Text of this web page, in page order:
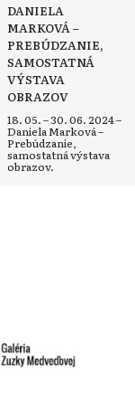
DANIELA
MARKOVÁ –
PREBÚDZANIE,
SAMOSTATNÁ
VÝSTAVA
OBRAZOV
18. 05. – 30. 06. 2024 –
Daniela Marková –
Prebúdzanie,
samostatná výstava
obrazov.